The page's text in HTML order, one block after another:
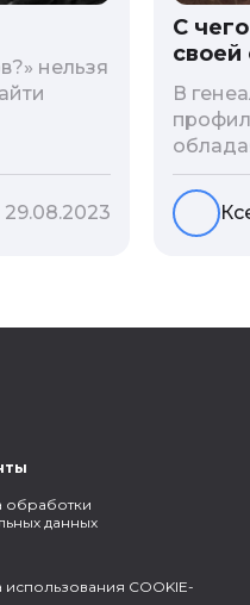
нельзя
для
29.08.2023
С
своей
В
обработки
данных
использования COOKIE-